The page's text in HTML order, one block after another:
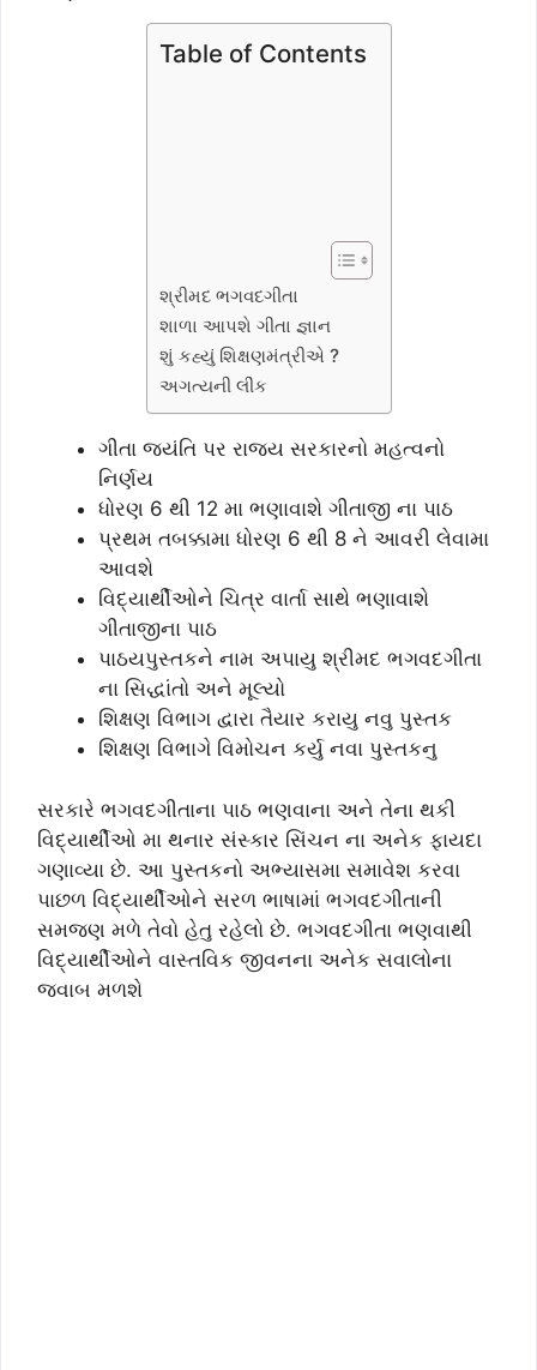
Table of Contents
શ્રીમદ ભગવદગીતા
શાળા આપશે ગીતા જ્ઞાન
શું કહ્યું શિક્ષણમંત્રીએ ?
અગત્યની લીંક
ગીતા જયંતિ પર રાજ્ય સરકારનો મહત્વનો
નિર્ણય
ધોરણ 6 થી 12 મા ભણાવાશે ગીતાજી ના પાઠ
પ્રથમ તબક્કામા ધોરણ 6 થી 8 ને આવરી લેવામા
આવશે
વિદ્યાર્થીઓને ચિત્ર વાર્તા સાથે ભણાવાશે
ગીતાજીના પાઠ
પાઠયપુસ્તકને નામ અપાયુ શ્રીમદ ભગવદગીતા
ના સિદ્ધાંતો અને મૂલ્યો
શિક્ષણ વિભાગ દ્વારા તૈયાર કરાયુ નવુ પુસ્તક
શિક્ષણ વિભાગે વિમોચન કર્યુ નવા પુસ્તકનુ
સરકારે ભગવદગીતાના પાઠ ભણવાના અને તેના થકી
વિદ્યાર્થીઓ મા થનાર સંસ્કાર સિંચન ના અનેક ફાયદા
ગણાવ્યા છે. આ પુસ્તકનો અભ્યાસમા સમાવેશ કરવા
પાછળ વિદ્યાર્થીઓને સરળ ભાષામાં ભગવદગીતાની
સમજણ મળે તેવો હેતુ રહેલો છે. ભગવદગીતા ભણવાથી
વિદ્યાર્થીઓને વાસ્તવિક જીવનના અનેક સવાલોના
જવાબ મળશે